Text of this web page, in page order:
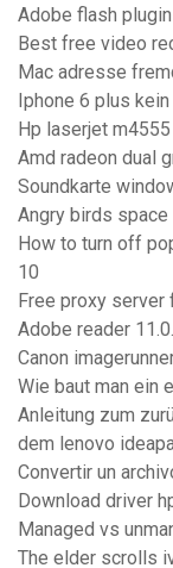
Adobe flash
Best free video
Mac adresse
Iphone 6 plus
Hp laserjet
Amd radeon dual
Soundkarte
Angry birds space
How to turn off
10
Free proxy server
Adobe reader
Canon
Wie baut man ein
Anleitung zum
dem lenovo
Convertir un
Download driver
Managed vs
The elder scrolls